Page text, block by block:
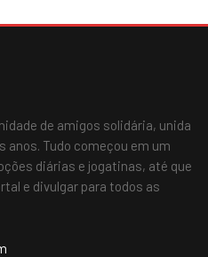
de amigos solidária, unida
anos. Tudo começou em um
diárias e jogatinas, até que
e divulgar para todos as